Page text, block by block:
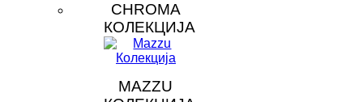
CHROMA
КОЛЕКЦИЈА
MAZZU